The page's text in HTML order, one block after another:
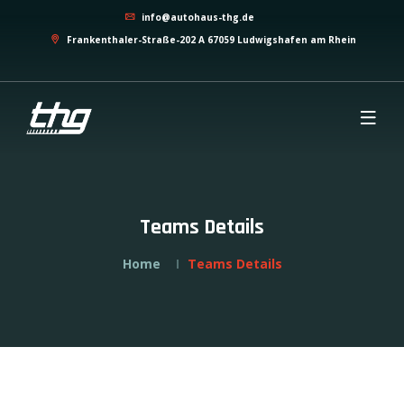
info@autohaus-thg.de
Frankenthaler-Straße-202 A 67059 Ludwigshafen am Rhein
Teams Details
Home Teams Details